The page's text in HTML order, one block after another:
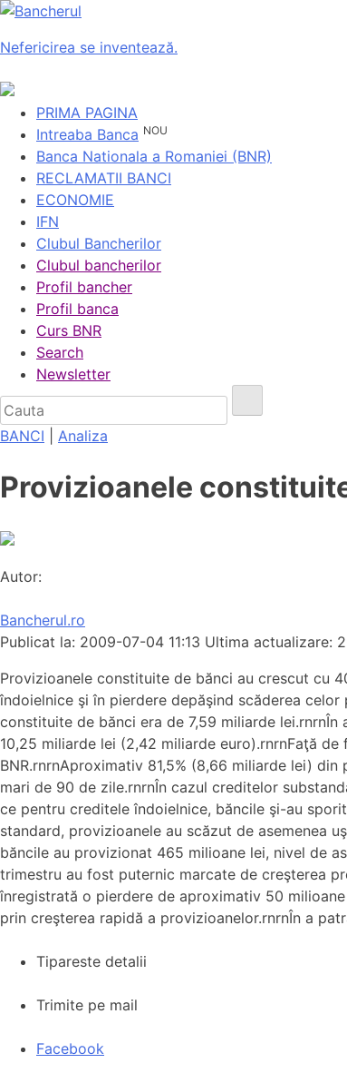
Nefericirea se inventează.
PRIMA PAGINA
Intreaba Banca NOU
Banca Nationala a Romaniei (BNR)
RECLAMATII BANCI
ECONOMIE
IFN
Clubul Bancherilor
Clubul bancherilor
Profil bancher
Profil banca
Curs BNR
Search
Newsletter
BANCI Analiza
Provizioanele
Autor:
Bancherul.ro
Publicat la: 2009-07-04 11:13 Ultima actualizare:
Provizioanele constituite de bănci au crescut cu
îndoielnice şi în pierdere depăşind scăderea
constituite de bănci era de 7,59 miliarde
10,25 miliarde lei (2,42 miliarde euro).rnrnFaţă
BNR.rnrnAproximativ 81,5% (8,66 miliarde lei)
mari de 90 de zile.rnrnÎn cazul creditelor
ce pentru creditele îndoielnice, băncile şi-au
standard, provizioanele au scăzut de asemenea
băncile au provizionat 465 milioane lei, nivel de
trimestru au fost puternic marcate de creşterea
înregistrată o pierdere de aproximativ 50
prin creşterea rapidă a provizioanelor.rnrnÎn a
Tipareste detalii
Trimite pe mail
Facebook